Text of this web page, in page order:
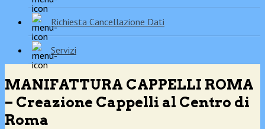
Richiesta Cancellazione Dati
Servizi
MANIFATTURA CAPPELLI ROMA
– Creazione Cappelli al Centro di
Roma